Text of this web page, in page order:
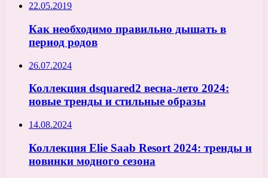
22.05.2019
Как необходимо правильно дышать в
период родов
26.07.2024
Коллекция dsquared2 весна-лето 2024:
новые тренды и стильные образы
14.08.2024
Коллекция Elie Saab Resort 2024: тренды и
новинки модного сезона